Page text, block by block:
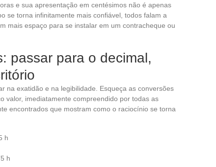
e sua apresentação em centésimos não é apenas
se torna infinitamente mais confiável, todos falam a
mais espaço para se instalar em um contracheque ou
passar para o decimal,
na exatidão e na legibilidade. Esqueça as conversões
valor, imediatamente compreendido por todas as
encontrados que mostram como o raciocínio se torna
h
h